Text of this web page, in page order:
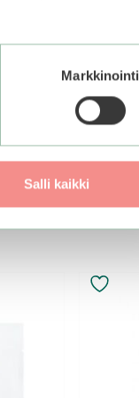
Markkinointi
Salli kaikki